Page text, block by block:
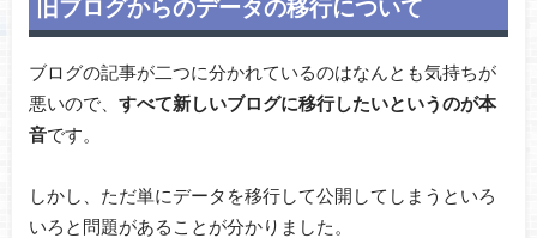
旧ブログからのデータの移行について
ブログの記事が二つに分かれているのはなんとも気持ちが
悪いので、 すべて新しいブログに移行したいというのが本
音です。
しかし、ただ単にデータを移行して公開してしまうといろ
いろと問題があることが分かりました。